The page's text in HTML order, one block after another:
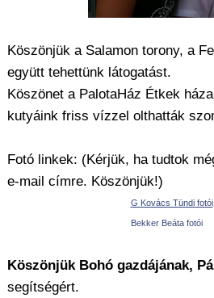
Köszönjük a Salamon torony, a
együtt tehettünk látogatást.
Köszönet a PalotaHáz Étkek
kutyáink friss vízzel olthatták
Fotó linkek: (Kérjük, ha tudtok
e-mail címre. Köszönjük!)
G Kovács Tündi fotói
Bekker Beáta fotói
Köszönjük Bohó gazdájának,
segítségért.